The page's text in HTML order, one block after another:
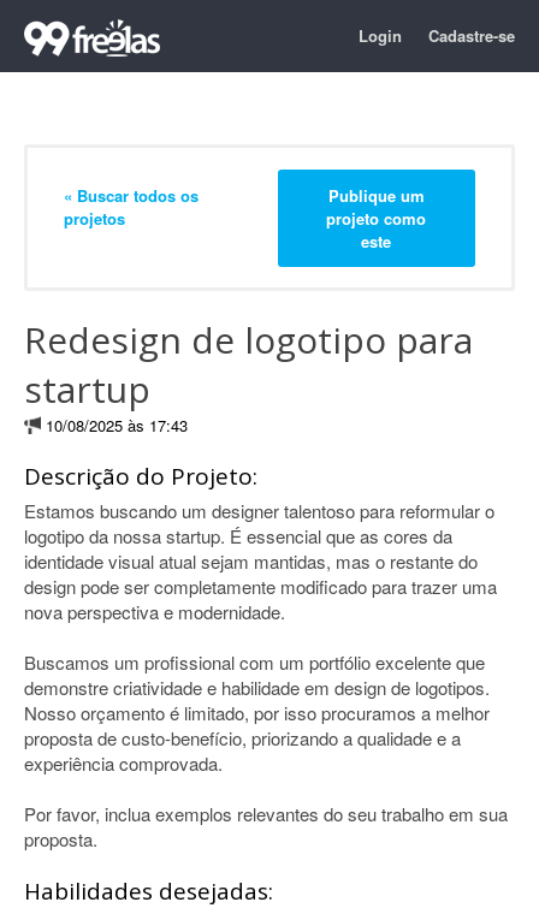
Login Cadastre-se
« Buscar todos os
projetos
Publique um
projeto como
este
Redesign de logotipo para
startup
10/08/2025 às 17:43
Descrição do Projeto:
Estamos buscando um designer talentoso para reformular o
logotipo da nossa startup. É essencial que as cores da
identidade visual atual sejam mantidas, mas o restante do
design pode ser completamente modificado para trazer uma
nova perspectiva e modernidade.
Buscamos um profissional com um portfólio excelente que
demonstre criatividade e habilidade em design de logotipos.
Nosso orçamento é limitado, por isso procuramos a melhor
proposta de custo-benefício, priorizando a qualidade e a
experiência comprovada.
Por favor, inclua exemplos relevantes do seu trabalho em sua
proposta.
Habilidades desejadas: